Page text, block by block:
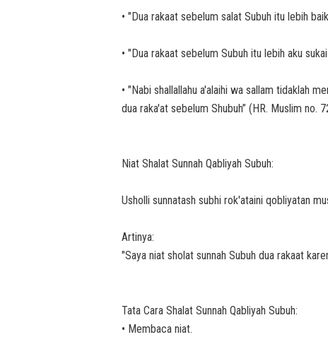
• "Dua rakaat sebelum salat Subuh itu lebih
• "Dua rakaat sebelum Subuh itu lebih aku
• "Nabi shallallahu a'alaihi wa sallam tidaklah
dua raka'at sebelum Shubuh” (HR. Muslim no.
Niat Shalat Sunnah Qabliyah Subuh:
Usholli sunnatash subhi rok'ataini qobliyatan
Artinya:
"Saya niat sholat sunnah Subuh dua rakaat
Tata Cara Shalat Sunnah Qabliyah Subuh:
• Membaca niat.